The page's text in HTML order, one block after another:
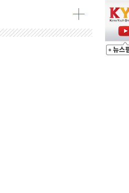
보호
감
는다
토어 운영
, 美 고용지표 촉각
기 보유"